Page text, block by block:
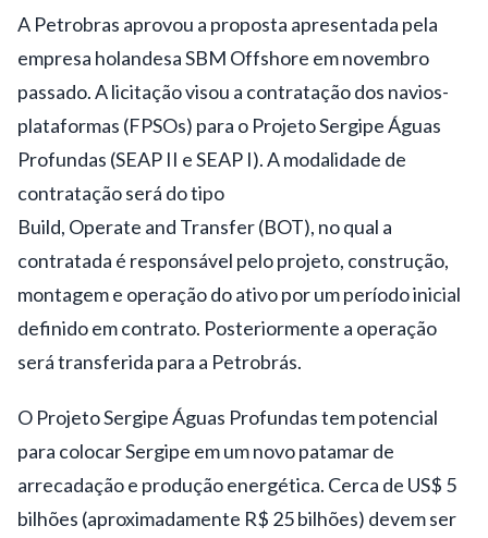
A Petrobras aprovou a proposta apresentada pela
empresa holandesa SBM Offshore em novembro
passado. A licitação visou a contratação dos navios-
plataformas (FPSOs) para o Projeto Sergipe Águas
Profundas (SEAP II e SEAP I). A modalidade de
contratação será do tipo
Build, Operate and Transfer(BOT), no qual a
contratada é responsável pelo projeto, construção,
montagem e operação do ativo por um período inicial
definido em contrato. Posteriormente a operação
será transferida para a Petrobrás.
O Projeto Sergipe Águas Profundas tem potencial
para colocar Sergipe em um novo patamar de
arrecadação e produção energética. Cerca de US$ 5
bilhões (aproximadamente R$ 25 bilhões) devem ser